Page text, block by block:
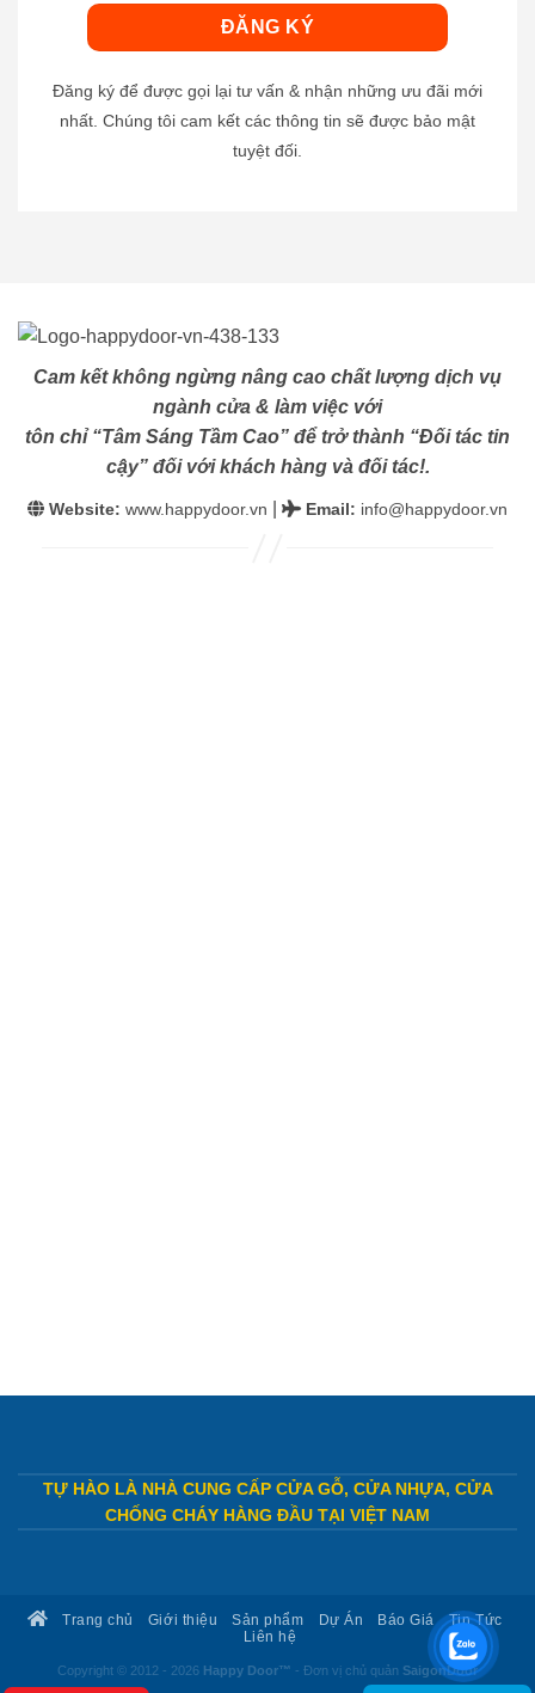
Đăng ký để được gọi lại tư vấn & nhận những ưu đãi mới
nhất. Chúng tôi cam kết các thông tin sẽ được bảo mật
tuyệt đối.
Cam kết không ngừng nâng cao chất lượng dịch vụ
ngành cửa & làm việc với
tôn chỉ “Tâm Sáng Tầm Cao” để trở thành “Đối tác tin
cậy” đối với khách hàng và đối tác!.
Website: www.happydoor.vn Email: info@happydoor.vn
TỰ HÀO LÀ NHÀ CUNG CẤP CỬA GỖ, CỬA NHỰA, CỬA
CHỐNG CHÁY HÀNG ĐẦU TẠI VIỆT NAM
Trang chủ Giới thiệu Sản phẩm Dự Án Báo Giá
Tin Tức
Liên hệ
Copyright © 2012 - 2026 Happy Door™ - Đơn vị chủ quản SaigonDoor